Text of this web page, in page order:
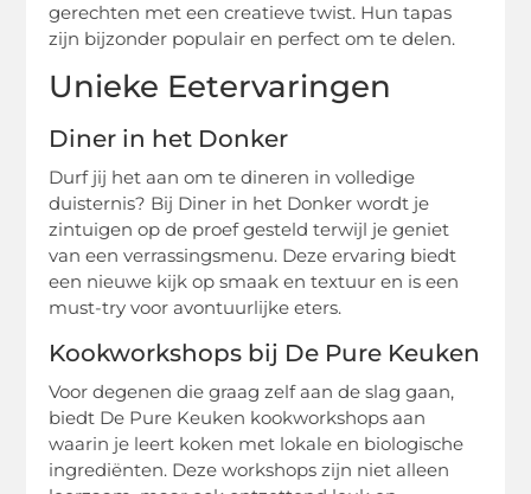
gerechten met een creatieve twist. Hun tapas
zijn bijzonder populair en perfect om te delen.
Unieke Eetervaringen
Diner in het Donker
Durf jij het aan om te dineren in volledige
duisternis? Bij Diner in het Donker wordt je
zintuigen op de proef gesteld terwijl je geniet
van een verrassingsmenu. Deze ervaring biedt
een nieuwe kijk op smaak en textuur en is een
must-try voor avontuurlijke eters.
Kookworkshops bij De Pure Keuken
Voor degenen die graag zelf aan de slag gaan,
biedt De Pure Keuken kookworkshops aan
waarin je leert koken met lokale en biologische
ingrediënten. Deze workshops zijn niet alleen